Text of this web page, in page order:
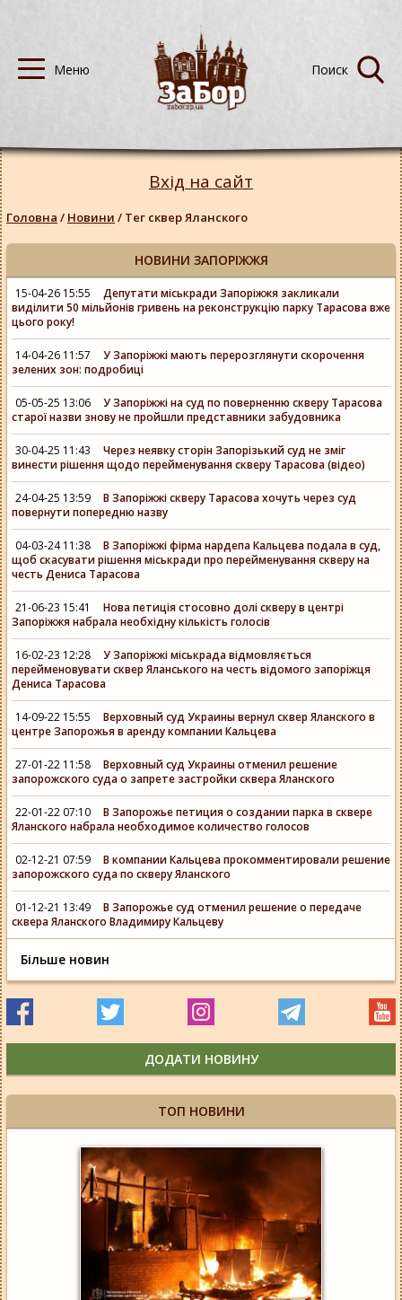
Вхід на сайт
Головна / Новини / Тег сквер Яланского
НОВИНИ ЗАПОРІЖЖЯ
15-04-26 15:55
Депутати міськради Запоріжжя закликали
виділити 50 мільйонів гривень на реконструкцію парку Тарасова вже
цього року!
14-04-26 11:57
У Запоріжжі мають перерозглянути скорочення
зелених зон: подробиці
05-05-25 13:06
У Запоріжжі на суд по поверненню скверу Тарасова
старої назви знову не пройшли представники забудовника
30-04-25 11:43
Через неявку сторін Запорізький суд не зміг
винести рішення щодо перейменування скверу Тарасова (відео)
24-04-25 13:59
В Запоріжжі скверу Тарасова хочуть через суд
повернути попередню назву
04-03-24 11:38
В Запоріжжі фірма нардепа Кальцева подала в суд,
щоб скасувати рішення міськради про перейменування скверу на
честь Дениса Тарасова
21-06-23 15:41
Нова петиція стосовно долі скверу в центрі
Запоріжжя набрала необхідну кількість голосів
16-02-23 12:28
У Запоріжжі міськрада відмовляється
перейменовувати сквер Яланського на честь відомого запоріжця
Дениса Тарасова
14-09-22 15:55
Верховный суд Украины вернул сквер Яланского в
центре Запорожья в аренду компании Кальцева
27-01-22 11:58
Верховный суд Украины отменил решение
запорожского суда о запрете застройки сквера Яланского
22-01-22 07:10
В Запорожье петиция о создании парка в сквере
Яланского набрала необходимое количество голосов
02-12-21 07:59
В компании Кальцева прокомментировали решение
запорожского суда по скверу Яланского
01-12-21 13:49
В Запорожье суд отменил решение о передаче
сквера Яланского Владимиру Кальцеву
Більше новин
ДОДАТИ НОВИНУ
ТОП НОВИНИ